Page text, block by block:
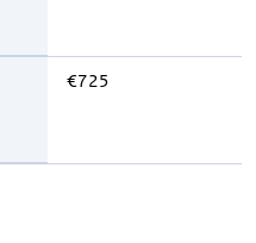
€725